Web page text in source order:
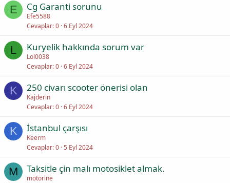
E Cg Garanti sorunu
Efe5588
Cevaplar 0 6 Eyl 2024
L Kuryelik hakkında sorum var
Lol0038
Cevaplar 0 6 Eyl 2024
K 250 civarı scooter önerisi olan
Kajderin
Cevaplar 0 6 Eyl 2024
K İstanbul çarşısı
Keerm
Cevaplar 0 5 Eyl 2024
M Taksitle çin malı motosiklet almak.
motorine